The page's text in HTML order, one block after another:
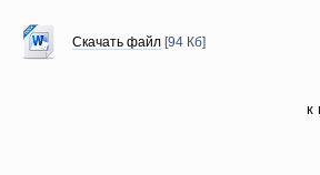
Скачать файл[94 Кб]
к